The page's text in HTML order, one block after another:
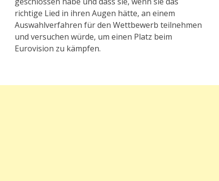
richtige Lied in ihren Augen hätte, an einem
Auswahlverfahren für den Wettbewerb teilnehmen
und versuchen würde, um einen Platz beim
Eurovision zu kämpfen.